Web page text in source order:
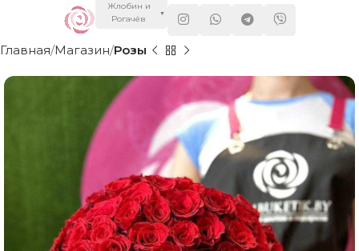
Жлобин и
Рогачёв
▼
Главная Магазин Розы